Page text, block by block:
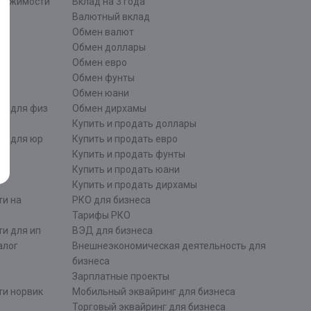
для физ
для юр
на
для ип
норвик
Валютный вклад
Обмен валют
Обмен доллары
Обмен евро
Обмен фунты
Обмен юани
Обмен дирхамы
Купить и продать доллары
Купить и продать евро
Купить и продать фунты
Купить и продать юани
Купить и продать дирхамы
РКО для бизнеса
Тарифы РКО
ВЭД для бизнеса
Внешнеэкономическая деятельность для
бизнеса
Зарплатные проекты
Мобильный эквайринг для бизнеса
Торговый эквайринг для бизнеса